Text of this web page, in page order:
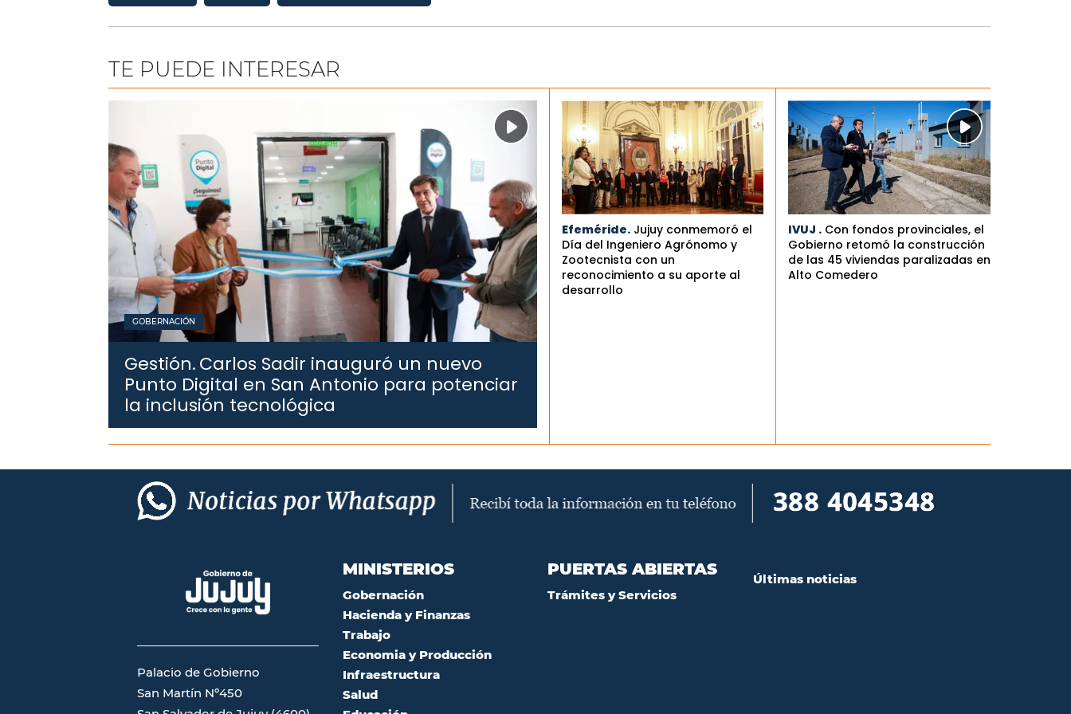
TE PUEDE INTERESAR
GOBERNACIÓN
Gestión.Carlos Sadir inauguró un nuevo
Punto Digital en San Antonio para potenciar
la inclusión tecnológica
Efeméride. Jujuy conmemoró el
Día del Ingeniero Agrónomo y
Zootecnista con un
reconocimiento a su aporte al
desarrollo
IVUJ . Con fondos provinciales, el
Gobierno retomó la construcción
de las 45 viviendas paralizadas en
Alto Comedero
Palacio de Gobierno
San Martín Nº450
MINISTERIOS
Gobernación
Hacienda y Finanzas
Trabajo
Economia y Producción
Infraestructura
Salud
PUERTAS ABIERTAS
Trámites y Servicios
Últimas noticias